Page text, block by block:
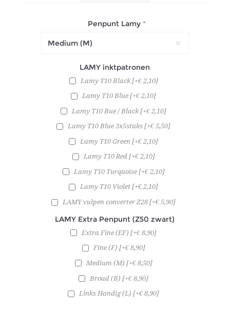
Penpunt Lamy *
LAMY inktpatronen
Lamy T10 Black [+€ 2,10]
Lamy T10 Blue [+€ 2,10]
Lamy T10 Bue / Black [+€ 2,10]
Lamy T10 Blue 3x5stuks [+€ 5,50]
Lamy T10 Green [+€ 2,10]
Lamy T10 Red [+€ 2,10]
Lamy T10 Turquoise [+€ 2,10]
Lamy T10 Violet [+€ 2,10]
LAMY vulpen converter Z28 [+€ 5,90]
LAMY Extra Penpunt (Z50 zwart)
Extra Fine (EF) [+€ 8,90]
Fine (F) [+€ 8,90]
Medium (M) [+€ 8,50]
Broad (B) [+€ 8,90]
Links Handig (L) [+€ 8,90]